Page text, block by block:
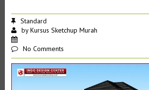
Standard
byKursus Sketchup Murah
No Comments